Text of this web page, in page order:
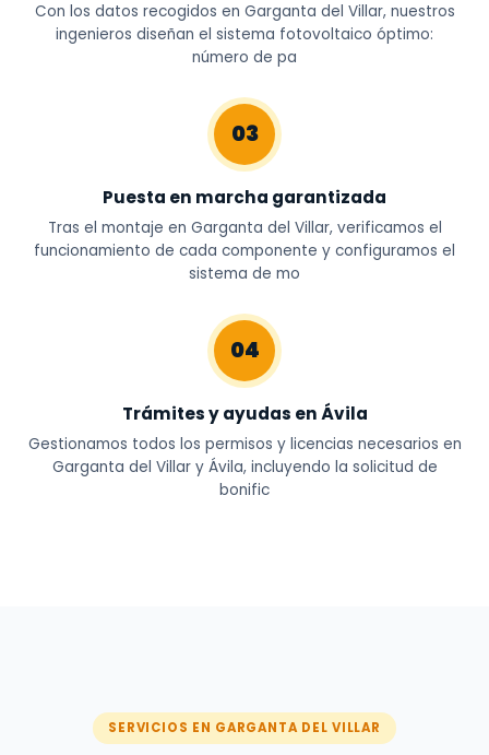
Con los datos recogidos en Garganta del Villar, nuestros
ingenieros diseñan el sistema fotovoltaico óptimo:
número de pa
03
Puesta en marcha garantizada
Tras el montaje en Garganta del Villar, verificamos el
funcionamiento de cada componente y configuramos el
sistema de mo
04
Trámites y ayudas en Ávila
Gestionamos todos los permisos y licencias necesarios en
Garganta del Villar y Ávila, incluyendo la solicitud de
bonific
SERVICIOS EN GARGANTA DEL VILLAR